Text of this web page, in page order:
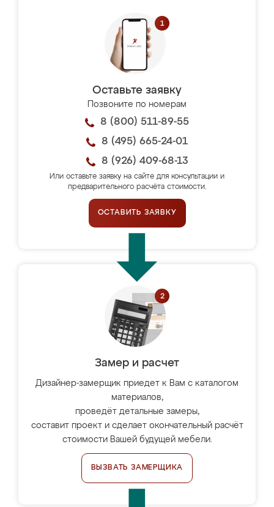
Оставьте заявку
Позвоните по номерам
8 (800) 511-89-55
8 (495) 665-24-01
8 (926) 409-68-13
Или оставьте заявку на сайте для консультации и
предварительного расчёта стоимости.
ОСТАВИТЬ ЗАЯВКУ
Замер и расчет
Дизайнер-замерщик приедет к Вам с каталогом
материалов,
проведёт детальные замеры,
составит проект и сделает окончательный расчёт
стоимости Вашей будущей мебели.
ВЫЗВАТЬ ЗАМЕРЩИКА